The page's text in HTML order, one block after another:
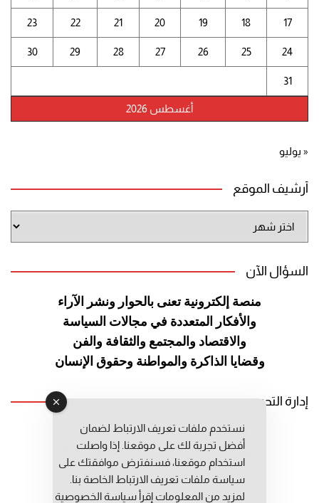
أغسطس 2026
17
18
19
20
21
22
23
24
25
26
27
28
29
30
31
« يوليو
أرشيف الموقع
الموقع
السؤال الآن
منصة إلكترونية تعنى بالحوار ونشر الآراء
والأفكار المتعددة في مجالات السياسة
والاقتصاد والمجتمع والثقافة والفن
وقضايا الذاكرة والمواطنة وحقوق الإنسان
إدارة التحرير
رئيس التحرير: عبد الرحيم التوراني
رئيس التحرير المساعد: المعطي قبال
مديرة التحرير: فاطمة حوحو
نستخدم ملفات تعريف الارتباط لضمان
أفضل تجربة لك على موقعنا. إذا واصلت
استخدام موقعنا، فسنفترض موافقتك على
سياسة ملفات تعريف الارتباط الخاصة بنا.
لمزيد من المعلومات إقرأ سياسة الخصوصية